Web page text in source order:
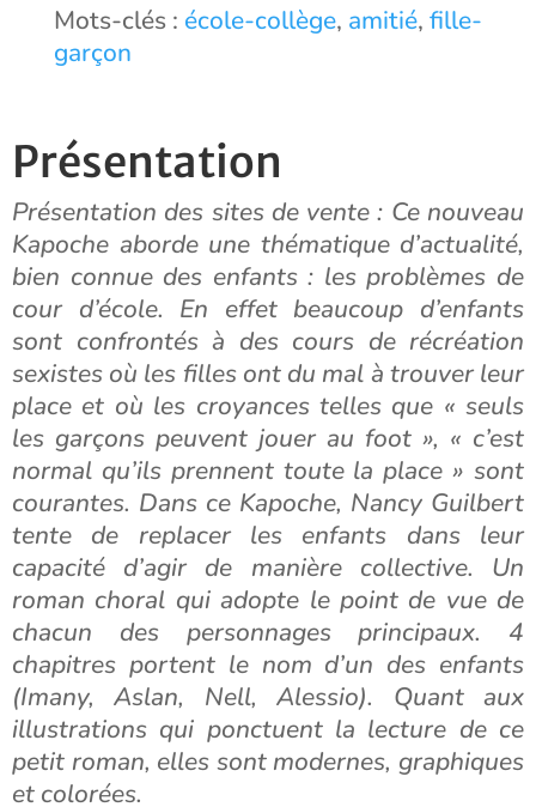
Mots-clés : école-collège, amitié, fille-
garçon
Présentation
Présentation des sites de vente : Ce nouveau
Kapoche aborde une thématique d’actualité,
bien connue des enfants : les problèmes de
cour d’école. En effet beaucoup d’enfants
sont confrontés à des cours de récréation
sexistes où les filles ont du mal à trouver leur
place et où les croyances telles que « seuls
les garçons peuvent jouer au foot », « c’est
normal qu’ils prennent toute la place » sont
courantes. Dans ce Kapoche, Nancy Guilbert
tente de replacer les enfants dans leur
capacité d’agir de manière collective. Un
roman choral qui adopte le point de vue de
chacun des personnages principaux. 4
chapitres portent le nom d’un des enfants
(Imany, Aslan, Nell, Alessio). Quant aux
illustrations qui ponctuent la lecture de ce
petit roman, elles sont modernes, graphiques
et colorées.